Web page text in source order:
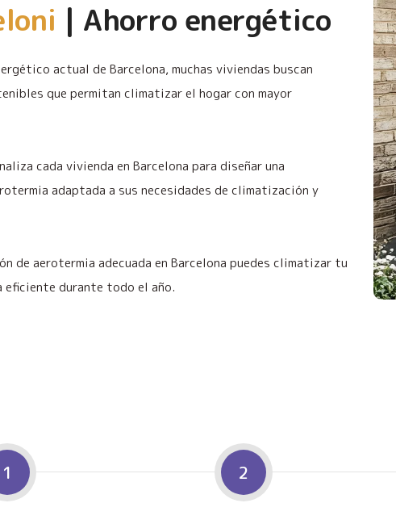
| Ahorro energético
actual de Barcelona, muchas viviendas buscan
que permitan climatizar el hogar con mayor
cada vivienda en Barcelona para diseñar una
adaptada a sus necesidades de climatización y
de aerotermia adecuada en Barcelona puedes climatizar tu
eficiente durante todo el año.
1 2